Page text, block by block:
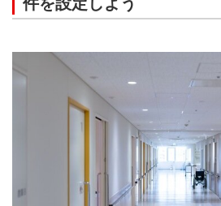
件を設定しよう